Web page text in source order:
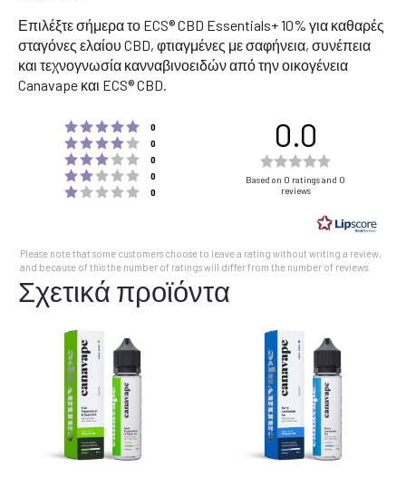
Επιλέξτε σήμερα το ECS® CBD Essentials+ 10% για καθαρές
σταγόνες ελαίου CBD, φτιαγμένες με σαφήνεια, συνέπεια
και τεχνογνωσία κανναβινοειδών από την οικογένεια
Canavape και ECS® CBD.
Rating 5 out of 5 stars
0
Rating 4 out of 5 stars
0
Rating 3 out of 5 stars
0
Rating 2 out of 5 stars
0
Rating 1 out of 5 stars
0
0.0
0.0
of
stars
Based on 0 ratings and 0
reviews
Please note that some customers choose to leave a rating without writing a review,
and because of this the number of ratings will differ from the number of reviews.
Σχετικά προϊόντα